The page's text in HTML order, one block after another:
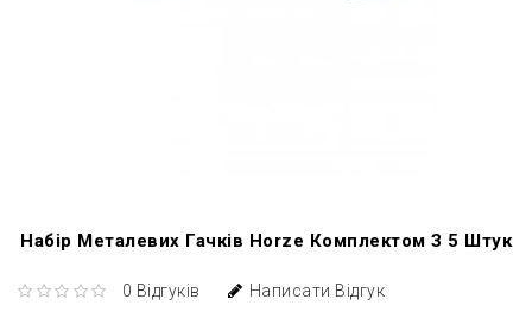
Набір Металевих Гачків Horze Комплектом З 5 Штук
0 Відгуків Написати Відгук